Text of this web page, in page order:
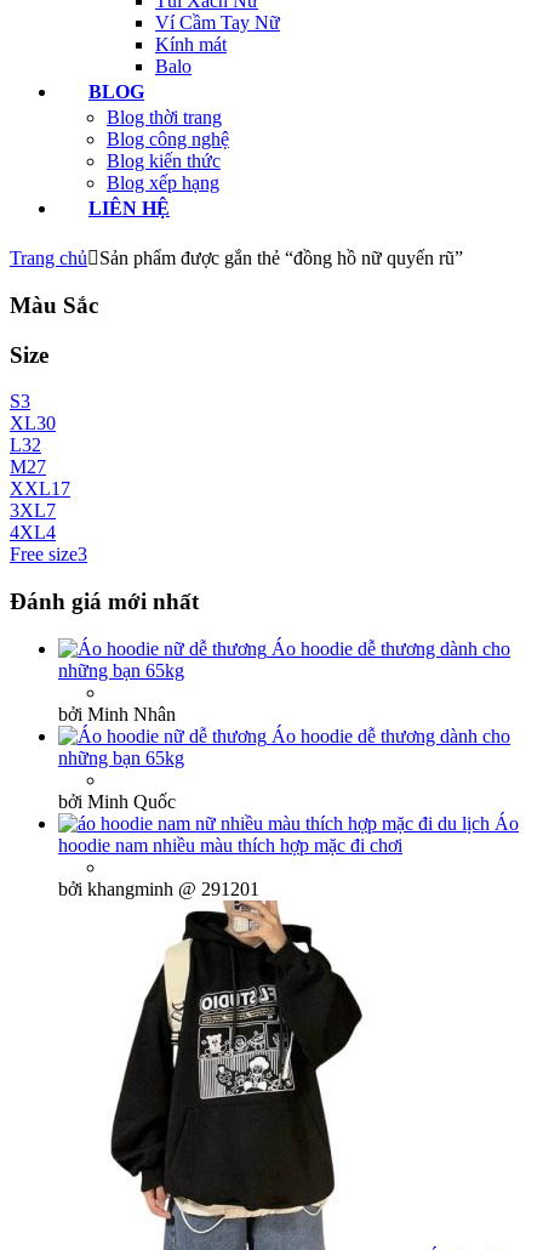
Ví Cầm Tay Nữ
Kính mát
Balo
BLOG
Blog thời trang
Blog công nghệ
Blog kiến thức
Blog xếp hạng
LIÊN HỆ
Trang chủ Sản phẩm được gắn thẻ “đồng hồ nữ quyến rũ”
Màu Sắc
Size
S3
XL30
L32
M27
XXL17
3XL7
4XL4
Free size3
Đánh giá mới nhất
Áo hoodie dễ thương dành cho
những bạn 65kg
bởi Minh Nhân
Áo hoodie dễ thương dành cho
những bạn 65kg
bởi Minh Quốc
Áo
hoodie nam nhiều màu thích hợp mặc đi chơi
bởi khangminh @ 291201